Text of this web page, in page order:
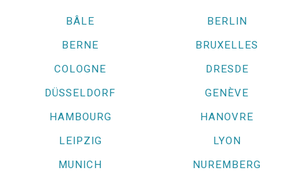
BÂLE
BERLIN
BERNE
BRUXELLES
COLOGNE
DRESDE
DÜSSELDORF
GENÈVE
HAMBOURG
HANOVRE
LEIPZIG
LYON
MUNICH
NUREMBERG